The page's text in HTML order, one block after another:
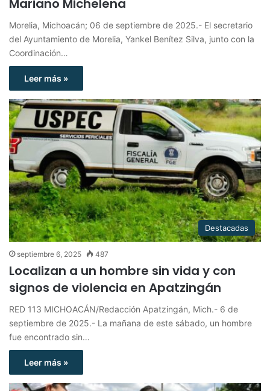
Mariano Michelena
Morelia, Michoacán; 06 de septiembre de 2025.- El secretario
del Ayuntamiento de Morelia, Yankel Benítez Silva, junto con la
Coordinación…
Leer más »
Destacadas
septiembre 6, 2025 487
Localizan a un hombre sin vida y con
signos de violencia en Apatzingán
RED 113 MICHOACÁN/Redacción Apatzingán, Mich.- 6 de
septiembre de 2025.- La mañana de este sábado, un hombre
fue encontrado sin…
Leer más »